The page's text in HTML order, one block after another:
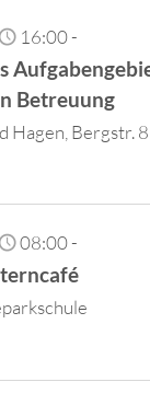
16:00-
Betreuung
Hagen, Bergstr.
08:00-